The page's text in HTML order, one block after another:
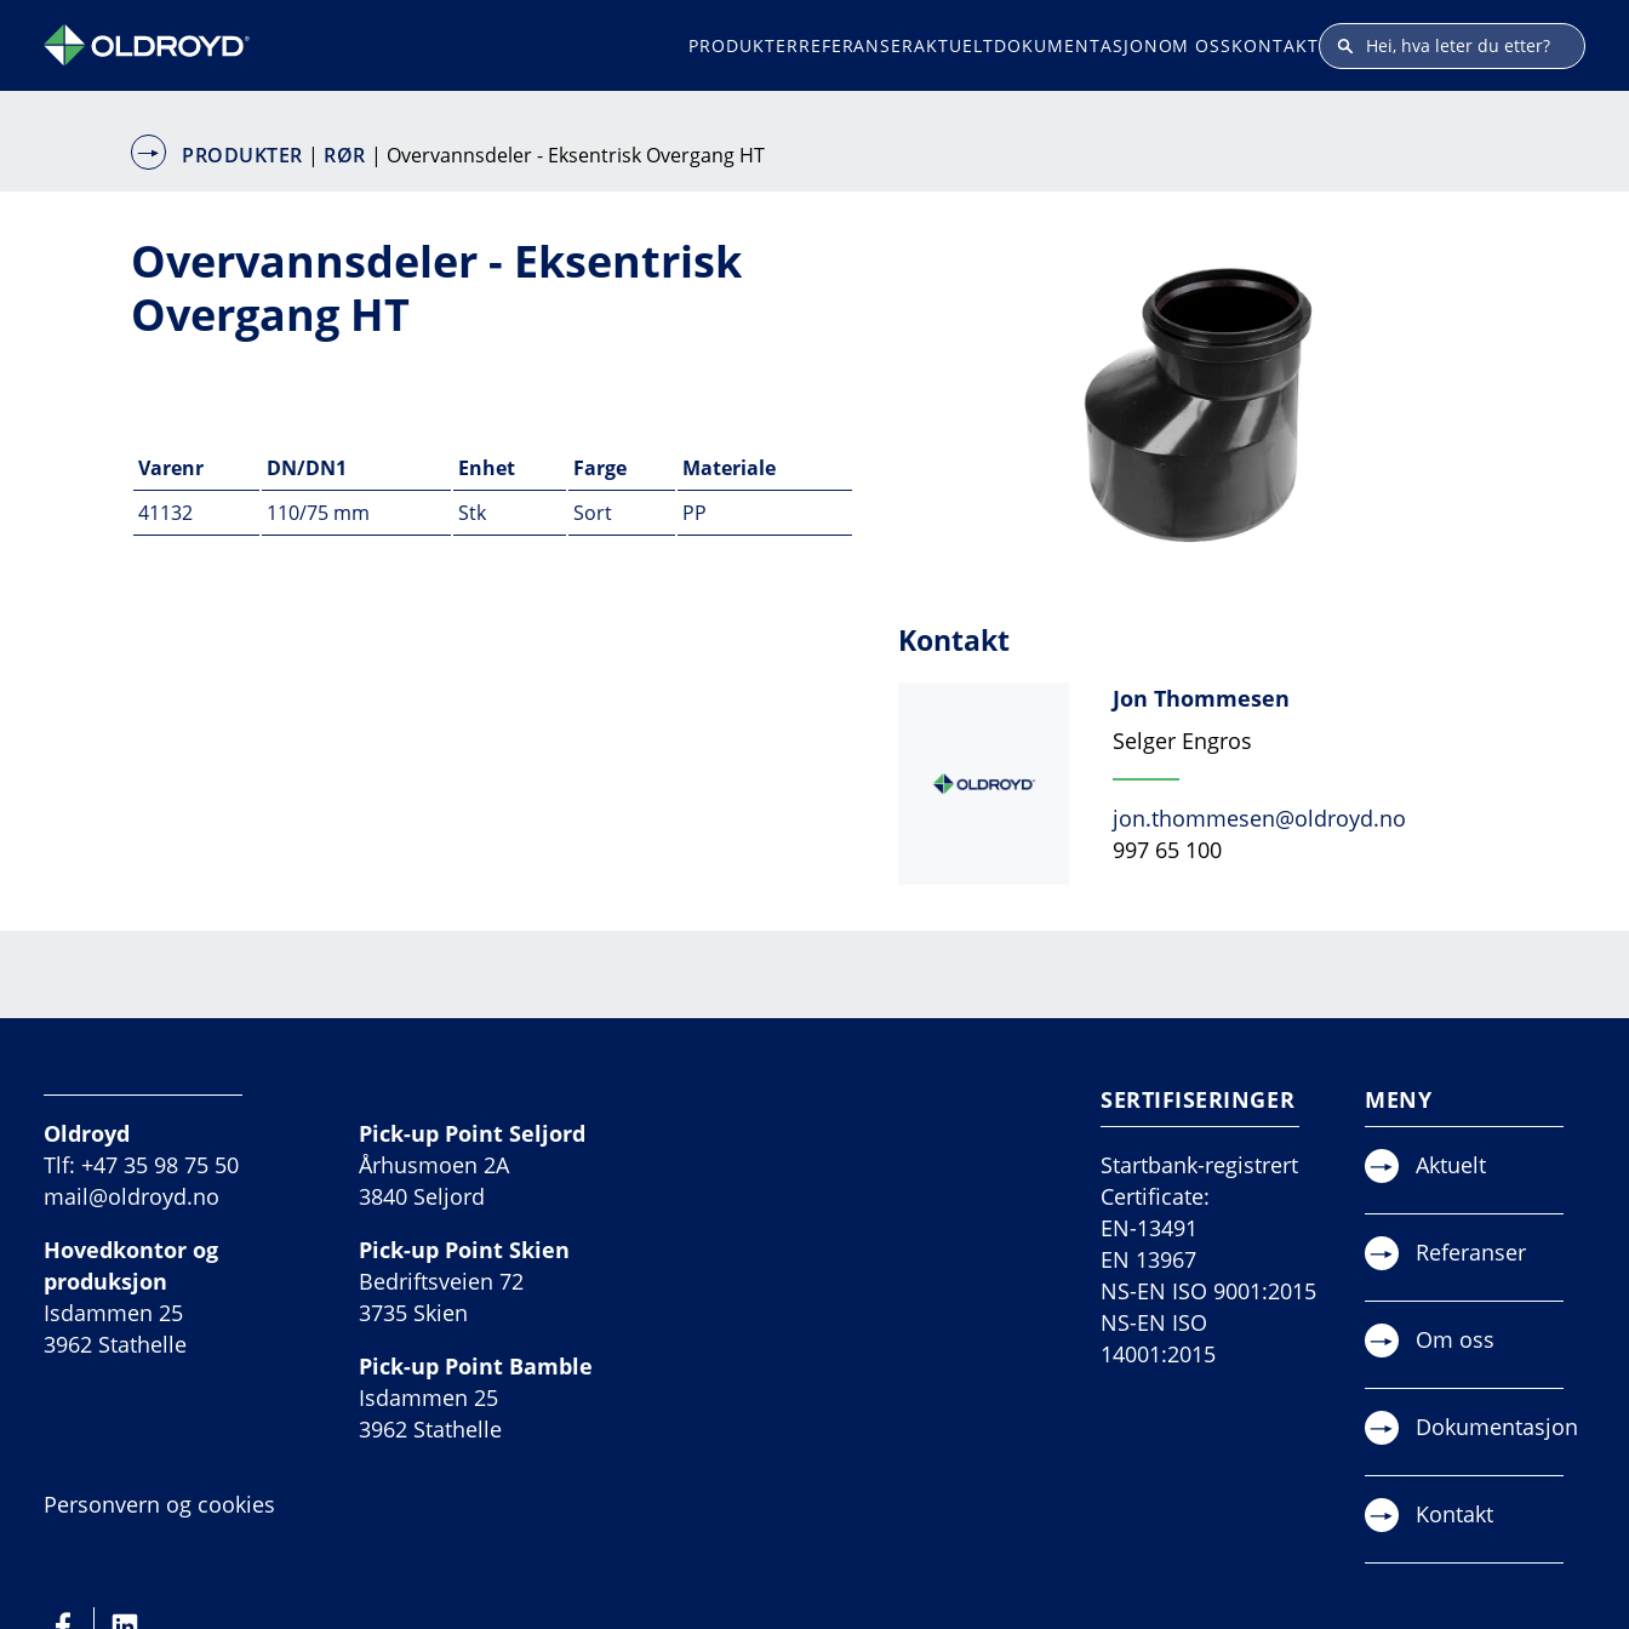
PRODUKTERREFERANSERAKTUELTDOKUMENTASJONOM OSSKONTAKT
PRODUKTER | RØR | Overvannsdeler - Eksentrisk Overgang HT
Overvannsdeler - Eksentrisk
Overgang HT
Varenr DN/DN1 Enhet Farge
Materiale
41132
110/75 mm Stk Sort PP
Kontakt
Jon Thommesen
Selger Engros
jon.thommesen@oldroyd.no
997 65 100
Oldroyd
Tlf: +47 35 98 75 50
mail@oldroyd.no
Hovedkontor og
produksjon
Isdammen 25
3962 Stathelle
Pick-up Point Seljord
Århusmoen 2A
3840 Seljord
Pick-up Point Skien
Bedriftsveien 72
3735 Skien
Pick-up Point Bamble
Isdammen 25
3962 Stathelle
Personvern og cookies
SERTIFISERINGER
Startbank-registrert
Certificate:
EN-13491
EN 13967
NS-EN ISO 9001:2015
NS-EN ISO
14001:2015
MENY
Aktuelt
Referanser
Om oss
Dokumentasjon
Kontakt